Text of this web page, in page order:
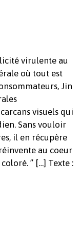
vide.
virulente au
où tout est
Jin
visuels qui
Sans vouloir
il en récupère
au coeur
” […] Texte :